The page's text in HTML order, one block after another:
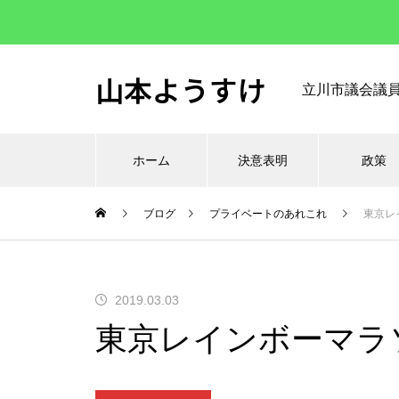
山本ようすけ 立川市議会議
ホーム 決意表明 政策
ブログ プライベートのあれこれ 東京レ
2019.03.03
東京レインボーマ